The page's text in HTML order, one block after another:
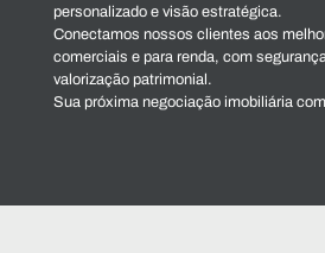
personalizado e visão estratégica.
Conectamos nossos clientes aos
comerciais e para renda, com
valorização patrimonial.
Sua próxima negociação imobiliária